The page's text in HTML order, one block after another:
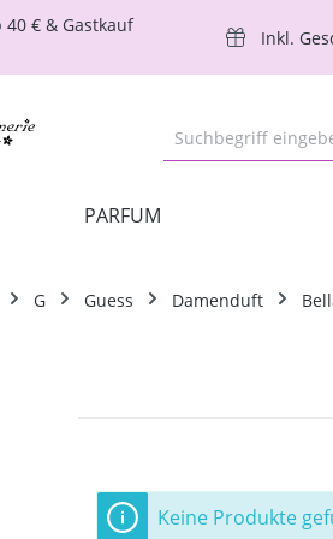
springen
€ & Gastkauf
Inkl.
PARFUM
G Guess Damenduft
Keine Produkte